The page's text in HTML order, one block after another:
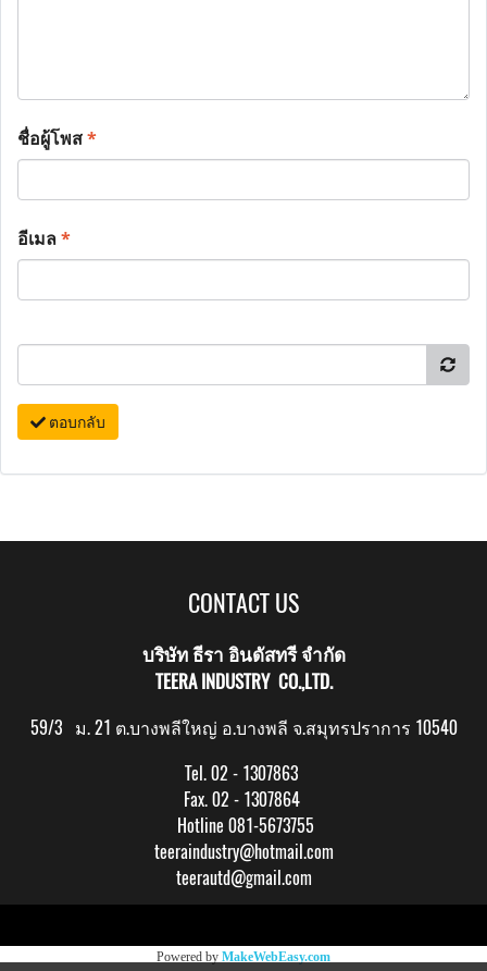
ชื่อผู้โพส*
อีเมล*
ตอบกลับ
CONTACT US
บริษัท ธีรา อินดัสทรี จำกัด
TEERA INDUSTRY CO.,LTD.
59/3 ม. 21 ต.บางพลีใหญ่ อ.บางพลี จ.สมุทรปราการ 10540
Tel. 02 - 1307863
Fax. 02 - 1307864
Hotline 081-5673755
teeraindustry@hotmail.com
teerautd@gmail.com
Powered by MakeWebEasy.com